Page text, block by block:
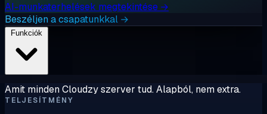
AI-munkaterhelések megtekintése →
Beszéljen a csapatunkkal →
Amit minden Cloudzy szerver tud. Alapból, nem extra.
TELJESÍTMÉNY